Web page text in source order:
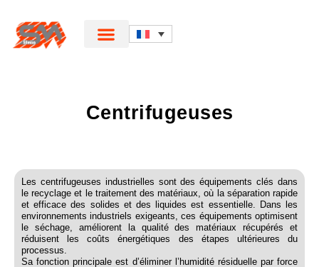
Centrifugeuses
Les centrifugeuses industrielles sont des équipements clés dans
le recyclage et le traitement des matériaux, où la séparation rapide
et efficace des solides et des liquides est essentielle. Dans les
environnements industriels exigeants, ces équipements optimisent
le séchage, améliorent la qualité des matériaux récupérés et
réduisent les coûts énergétiques des étapes ultérieures du
processus.
Sa fonction principale est d’éliminer l’humidité résiduelle par force